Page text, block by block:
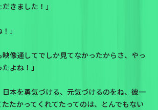
きました！」
」
像通してでしか見てなかったからさ、やっ
よね！」
本を勇気づける、元気づけるのをね、彼一
たかってくれてたってのは、とんでもない